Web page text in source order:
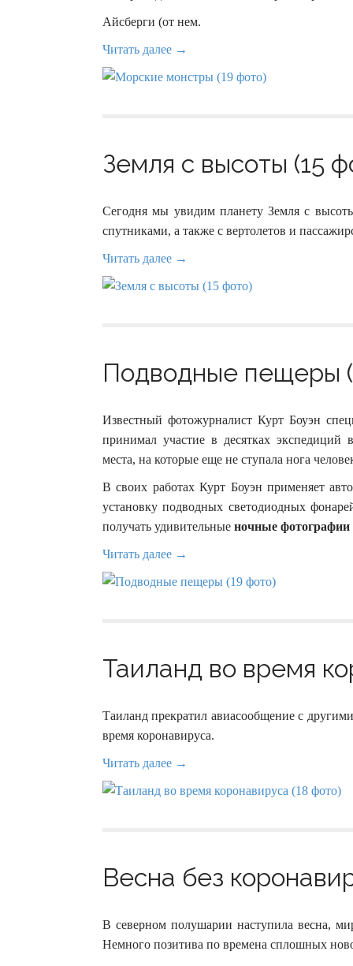
Айсберги (от нем.
Читать далее →
Земля с высоты (15
Сегодня мы увидим планету Земля с
спутниками, а также с вертолетов и
Читать далее →
Подводные пещеры
Известный фотожурналист Курт Боуэн
принимал участие в десятках
места, на которые еще не ступала нога
В своих работах Курт Боуэн применяет
установку подводных светодиодных
получать удивительные ночные фотографии
Читать далее →
Таиланд во время
Таиланд прекратил авиасообщение с
время коронавируса.
Читать далее →
Весна без
В северном полушарии наступила весна,
Немного позитива по времена сплошных